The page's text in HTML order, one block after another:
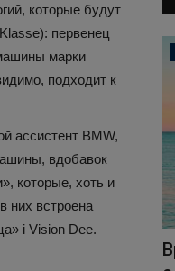
которые будут
первенец
марки
подходит к
ассистент BMW,
вдобавок
которые, хоть и
них встроена
i Vision Dee.
въехала в